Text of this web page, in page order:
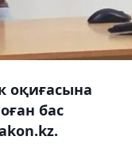
оқиғасына
бас